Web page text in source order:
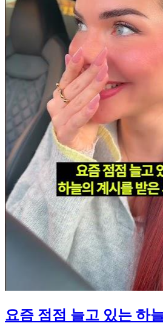
요즘 점점 늘고 있는 하